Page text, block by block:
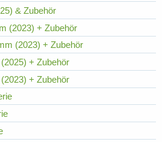
& Zubehör
(2023) + Zubehör
(2023) + Zubehör
+ Zubehör
+ Zubehör